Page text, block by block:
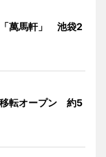
「萬馬軒」 池袋2
移転オープン 約5